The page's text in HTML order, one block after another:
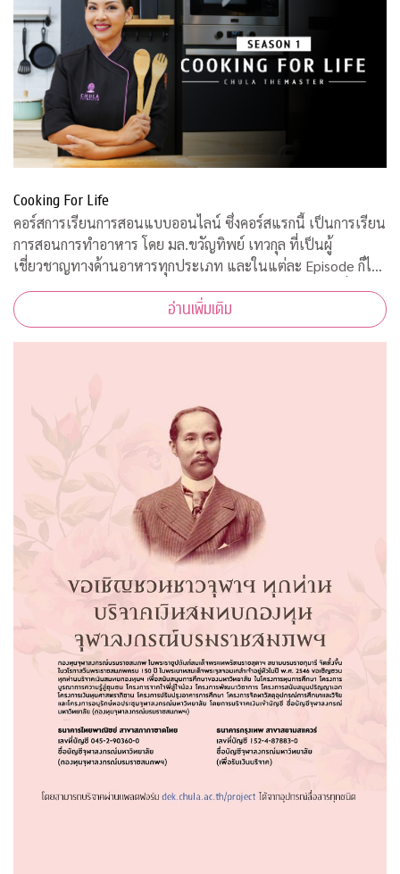
Cooking For Life
คอร์สการเรียนการสอนแบบออนไลน์ ซึ่งคอร์สแรกนี้ เป็นการเรียน
การสอนการทำอาหาร โดย มล.ขวัญทิพย์ เทวกุล ที่เป็นผู้
เชี่ยวชาญทางด้านอาหารทุกประเภท และในแต่ละ Episode ก็ได้
รับความร่วมมือจากคณาจารย์ ผู้ทรงคุณวุฒิ จากคณะต่างๆ ที่มาให้
ความรู้ ตามหลักวิชาการอีกด้วยอ่านเพิ่มเติม